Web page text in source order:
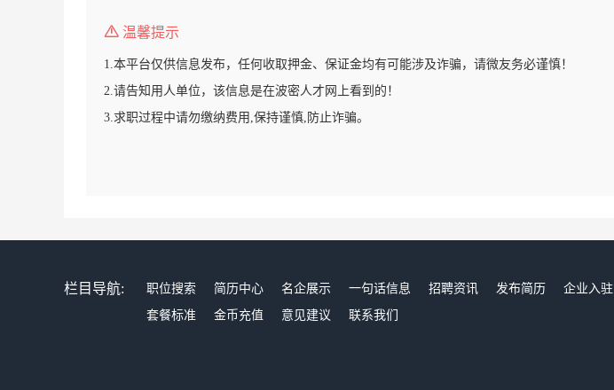
温馨提示
1.本平台仅供信息发布，任何收取押金、保证金均有可能涉及诈骗，请微友务必谨慎！
2.请告知用人单位，该信息是在波密人才网上看到的！
3.求职过程中请勿缴纳费用,保持谨慎,防止诈骗。
栏目导航: 职位搜索 简历中心 名企展示 一句话信息 招聘资讯 发布简历 企业入驻
套餐标准
金币充值 意见建议 联系我们